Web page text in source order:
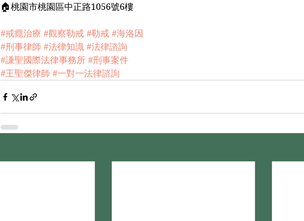
🏠桃園市桃園區中正路1056號6樓
#戒癮治療 #觀察勒戒 #勒戒 #海洛因
#刑事律師 #法律知識 #法律諮詢
#謙聖國際法律事務所 #刑事案件
#王聖傑律師 #一對一法律諮詢